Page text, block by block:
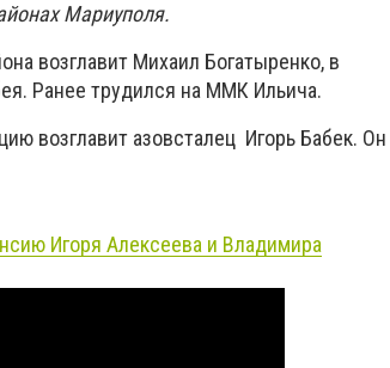
Мариуполя.
возглавит Михаил Богатыренко, в
Ранее трудился на ММК Ильича.
возглавит азовсталец Игорь Бабек. Он
Игоря Алексеева и Владимира